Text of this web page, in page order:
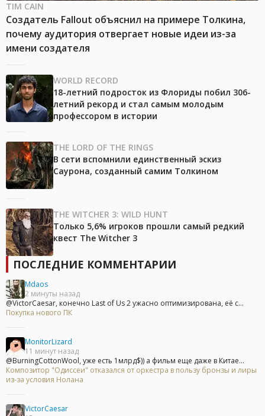
TIM CAIN
Создатель Fallout объяснил на примере Толкина,
почему аудитория отвергает новые идеи из-за
имени создателя
WORLD RECORD
18-летний подросток из Флориды побил 306-
летний рекорд и стал самым молодым
профессором в истории
THE LORD OF THE RINGS
В сети вспомнили единственный эскиз
Саурона, созданный самим Толкином
THE WITCHER 3: WILD HUNT
Только 5,6% игроков прошли самый редкий
квест The Witcher 3
ПОСЛЕДНИЕ КОММЕНТАРИИ
Mdaos
2 минуты назад
@VictorCaesar, конечно Last of Us 2 ужасно оптимизирована, её с...
Покупка нового ПК
MonitorLizard
11 минут назад
@BurningCottonWool, уже есть 1млрд$)) а фильм еще даже в Китае...
Композитор "Одиссеи" отказался от оркестра в пользу бронзы и лиры
из-за условия Нолана
VictorCaesar